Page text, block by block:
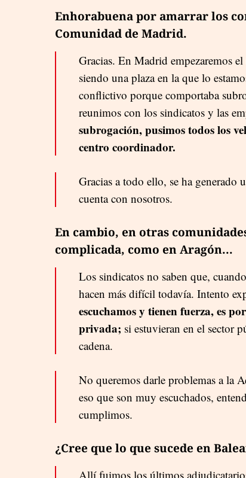
Enhorabuena por amarrar los
Comunidad de Madrid.
Gracias. En Madrid empezaremos
siendo una plaza en la que lo
conflictivo porque comportaba
reunimos con los sindicatos y las
subrogación, pusimos todos los
centro coordinador.
Gracias a todo ello, se ha
cuenta con nosotros.
En cambio, en otras
complicada, como en Aragón...
Los sindicatos no saben que,
hacen más difícil todavía. Intento
escuchamos y tienen fuerza, es
privada; si estuvieran en el sector
cadena.
No queremos darle problemas a la
eso que son muy escuchados,
cumplimos.
¿Cree que lo que sucede en
Allí fuimos los últimos